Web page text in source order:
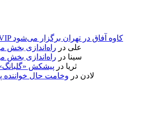
کنسرت VIP کاوه آفاق در تهران برگزار می‌شود
علی در راه‌اندازی بخش
سینا در راه‌اندازی بخش
ثریا در پیشکش
لادن در وخامت حال خواننده